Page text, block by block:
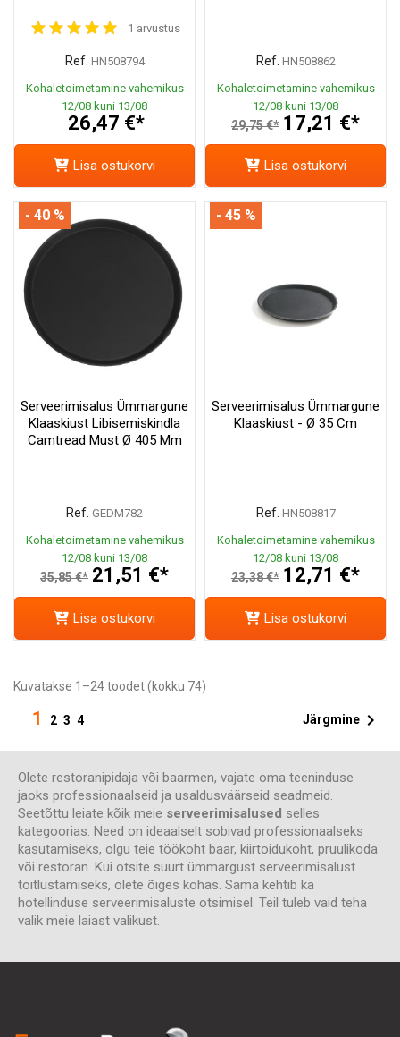
1 arvustus
Ref. HN508794
Kohaletoimetamine vahemikus
12/08 kuni 13/08
26,47 €*
Lisa ostukorvi
Ref. HN508862
Kohaletoimetamine vahemikus
12/08 kuni 13/08
29,75 €* 17,21 €*
Lisa ostukorvi
Serveerimisalus Ümmargune
Klaaskiust Libisemiskindla
Camtread Must Ø 405 Mm
Ref. GEDM782
Kohaletoimetamine vahemikus
12/08 kuni 13/08
35,85 €* 21,51 €*
- 40 %
Lisa ostukorvi
Serveerimisalus Ümmargune
Klaaskiust - Ø 35 Cm
Ref. HN508817
Kohaletoimetamine vahemikus
12/08 kuni 13/08
23,38 €* 12,71 €*
- 45 %
Lisa ostukorvi
Kuvatakse 1–24 toodet (kokku 74)
1 2 3 4 Järgmine 
Olete restoranipidaja või baarmen, vajate oma teeninduse
jaoks professionaalseid ja usaldusväärseid seadmeid.
Seetõttu leiate kõik meie serveerimisalused selles
kategoorias. Need on ideaalselt sobivad professionaalseks
kasutamiseks, olgu teie töökoht baar, kiirtoidukoht, pruulikoda
või restoran. Kui otsite suurt ümmargust serveerimisalust
toitlustamiseks, olete õiges kohas. Sama kehtib ka
hotellinduse serveerimisaluste otsimisel. Teil tuleb vaid teha
valik meie laiast valikust.